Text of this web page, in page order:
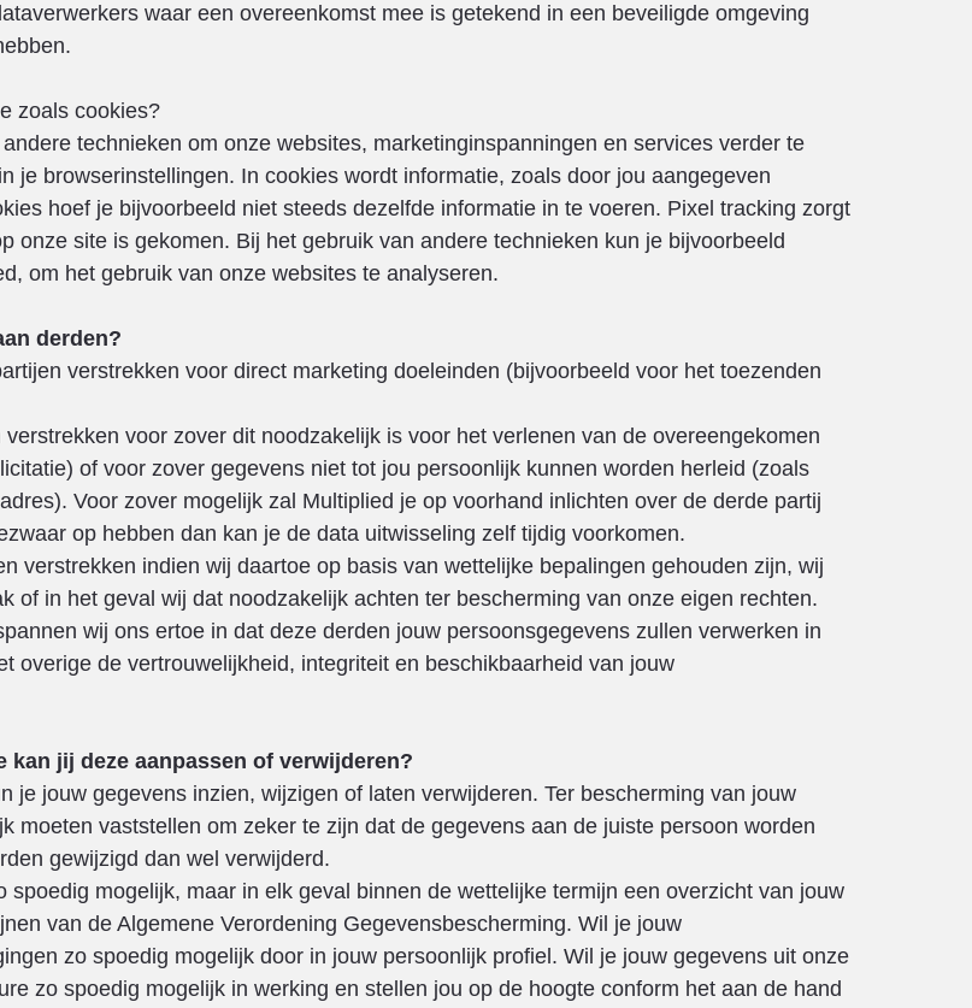
waar een overeenkomst mee is getekend in een beveiligde omgeving
zoals cookies?
technieken om onze websites, marketinginspanningen en services verder te
je browserinstellingen. In cookies wordt informatie, zoals door jou aangegeven
hoef je bijvoorbeeld niet steeds dezelfde informatie in te voeren. Pixel tracking zorgt
onze site is gekomen. Bij het gebruik van andere technieken kun je bijvoorbeeld
om het gebruik van onze websites te analyseren.
derden?
verstrekken voor direct marketing doeleinden (bijvoorbeeld voor het toezenden
voor zover dit noodzakelijk is voor het verlenen van de overeengekomen
of voor zover gegevens niet tot jou persoonlijk kunnen worden herleid (zoals
Voor zover mogelijk zal Multiplied je op voorhand inlichten over de derde partij
op hebben dan kan je de data uitwisseling zelf tijdig voorkomen.
verstrekken indien wij daartoe op basis van wettelijke bepalingen gehouden zijn, wij
of in het geval wij dat noodzakelijk achten ter bescherming van onze eigen rechten.
wij ons ertoe in dat deze derden jouw persoonsgegevens zullen verwerken in
overige de vertrouwelijkheid, integriteit en beschikbaarheid van jouw
jij deze aanpassen of verwijderen?
je jouw gegevens inzien, wijzigen of laten verwijderen. Ter bescherming van jouw
moeten vaststellen om zeker te zijn dat de gegevens aan de juiste persoon worden
gewijzigd dan wel verwijderd.
mogelijk, maar in elk geval binnen de wettelijke termijn een overzicht van jouw
van de Algemene Verordening Gegevensbescherming. Wil je jouw
zo spoedig mogelijk door in jouw persoonlijk profiel. Wil je jouw gegevens uit onze
zo spoedig mogelijk in werking en stellen jou op de hoogte conform het aan de hand